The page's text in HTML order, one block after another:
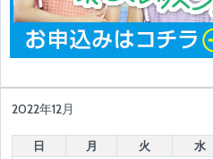
2022年12月
日 月 火 水